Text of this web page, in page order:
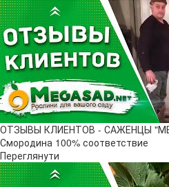
ОТЗЫВЫ КЛИЕНТОВ - САЖЕНЦЫ
Смородина 100% соответствие
Переглянути